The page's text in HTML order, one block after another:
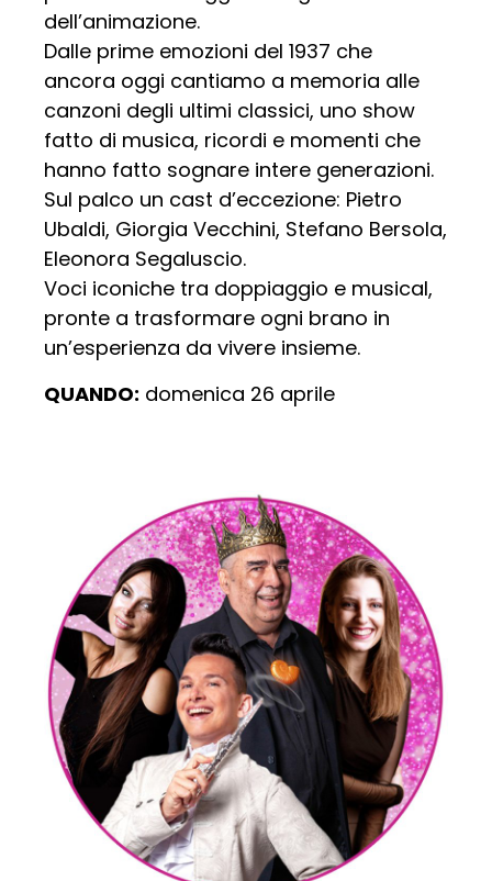
dell’animazione.
Dalle prime emozioni del 1937 che
ancora oggi cantiamo a memoria alle
canzoni degli ultimi classici, uno show
fatto di musica, ricordi e momenti che
hanno fatto sognare intere generazioni.
Sul palco un cast d’eccezione: Pietro
Ubaldi, Giorgia Vecchini, Stefano Bersola,
Eleonora Segaluscio.
Voci iconiche tra doppiaggio e musical,
pronte a trasformare ogni brano in
un’esperienza da vivere insieme.
QUANDO: domenica 26 aprile